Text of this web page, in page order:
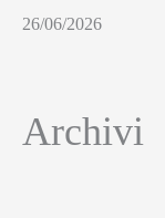
26/06/2026
Archivi